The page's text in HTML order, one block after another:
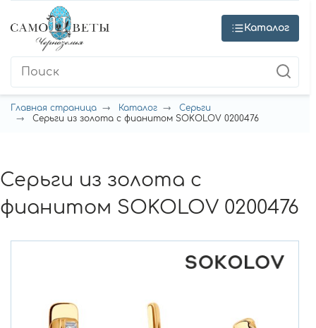
Каталог
Главная страница Каталог
Серьги
Серьги из золота с фианитом SOKOLOV 0200476
Серьги из золота с
фианитом SOKOLOV 0200476